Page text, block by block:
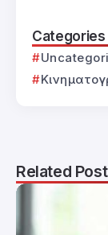
Categories
Related